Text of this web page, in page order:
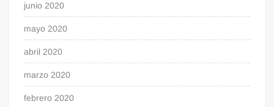
junio 2020
mayo 2020
abril 2020
marzo 2020
febrero 2020